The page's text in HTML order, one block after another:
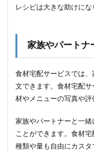
添つ
くり
で、
忙し
いマ
パパ
も安
お子
栄養
と味
レシピは大きな助けにな
家族やパートナ
食材宅配サービスでは
文できます。食材宅配
材やメニューの写真や評
家族やパートナーと一
ことができます。食材
種類や量も自由にカス